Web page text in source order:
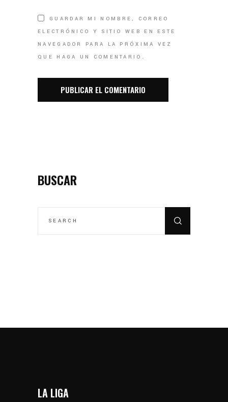
GUARDAR MI NOMBRE, CORREO
ELECTRÓNICO Y SITIO WEB EN ESTE
NAVEGADOR PARA LA PRÓXIMA VEZ
QUE HAGA UN COMENTARIO.
BUSCAR
LA LIGA